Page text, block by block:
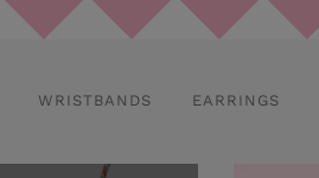
WRISTBANDS EARRINGS